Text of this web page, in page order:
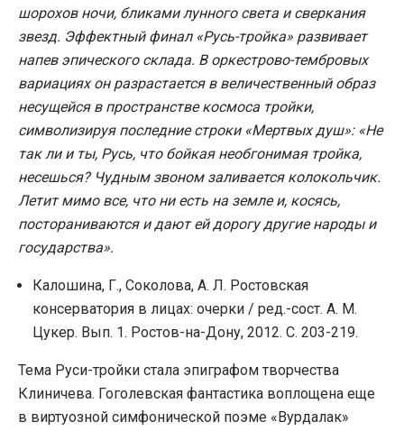
шорохов ночи, бликами лунного света и сверкания
звезд. Эффектный финал «Русь-тройка» развивает
напев эпического склада. В оркестрово-тембровых
вариациях он разрастается в величественный образ
несущейся в пространстве космоса тройки,
символизируя последние строки «Мертвых душ»: «Не
так ли и ты, Русь, что бойкая необгонимая тройка,
несешься? Чудным звоном заливается колокольчик.
Летит мимо все, что ни есть на земле и, косясь,
постораниваются и дают ей дорогу другие народы и
государства».
Калошина, Г., Соколова, А. Л. Ростовская
консерватория в лицах: очерки / ред.-сост. А. М.
Цукер. Вып. 1. Ростов-на-Дону, 2012. С. 203-219.
Тема Руси-тройки стала эпиграфом творчества
Клиничева. Гоголевская фантастика воплощена еще
в виртуозной симфонической поэме «Вурдалак»